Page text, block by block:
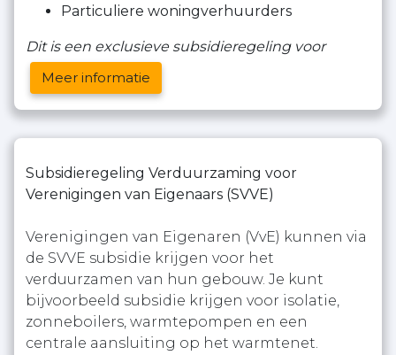
Particuliere woningverhuurders
Dit is een exclusieve subsidieregeling voor
Meer informatie
Subsidieregeling Verduurzaming voor
Verenigingen van Eigenaars (SVVE)
Verenigingen van Eigenaren (VvE) kunnen via
de SVVE subsidie krijgen voor het
verduurzamen van hun gebouw. Je kunt
bijvoorbeeld subsidie krijgen voor isolatie,
zonneboilers, warmtepompen en een
centrale aansluiting op het warmtenet.